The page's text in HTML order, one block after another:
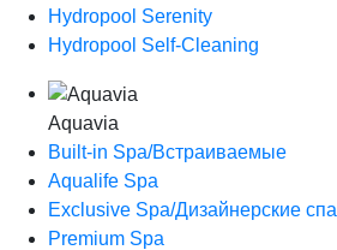
Hydropool Serenity
Hydropool Self-Сleaning
Aquavia
Built-in Spa/Встраиваемые
Aqualife Spa
Exclusive Spa/Дизайнерские спа
Premium Spa